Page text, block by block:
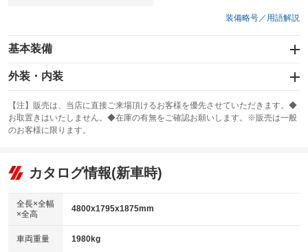
装備略号／用語解説
基本装備
エアバッグ：運転席/助手席
：装備あり
：装備あり
サンルーフ
：装備なし ABS
リフトアップ
：装備なし
：装備なし
パワーウィンドウ
アイドリングストップ
：装備あり
外装・内装
カーナビ：メモリーナビ他
：装備あり
TV：ワンセグ
：装備あり
ビジュアル：-／DVD再生
：装備あり
アルミホイール：アルミホイール
：装備あり
【注】販売は、当店に直接ご来場頂けるお客様を優先させていただきます。◆
お取置きはいたしません。◆在庫の有無をご確認お願いします。※販売は一般
のお客様に限ります。
カタログ情報(新車時)
全長×全幅
×全高
4800x1795x1875mm
車両重量 1980kg